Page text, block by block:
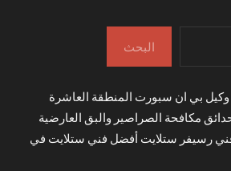
البحث
مكافحة الصراصير والبق العارضية
رسيفر ستلايت أفضل فني ستلايت في